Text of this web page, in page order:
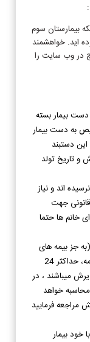
بیمارستان سوم
اید. خواهشمند
در وب سایت را
بیمار بسته
به دست بیمار
دستبند
و تاریخ تولد
اند و نیاز
جهت
خانم ها حتما
(به جز بیمه های
ایران، دانا و آسیا) ملزم به ارائه معرفی نامه، حداکثر 24
میباشند ، در
خواهد
فرمایید
خود بیمار